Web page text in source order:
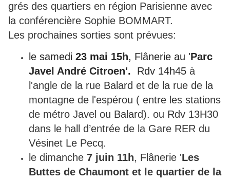
grés des quartiers en région Parisienne avec
la conférencière Sophie BOMMART.
Les prochaines sorties sont prévues:
le samedi 23 mai 15h, Flânerie au 'Parc
Javel André Citroen'. Rdv 14h45 à
l'angle de la rue Balard et de la rue de la
montagne de l'espérou ( entre les stations
de métro Javel ou Balard). ou Rdv 13H30
dans le hall d’entrée de la Gare RER du
Vésinet Le Pecq.
le dimanche 7 juin 11h, Flânerie 'Les
Buttes de Chaumont et le quartier de la